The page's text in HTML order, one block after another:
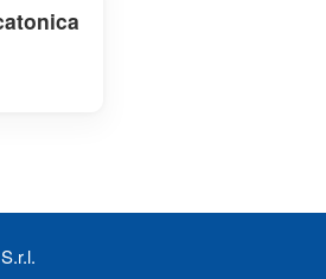
S.r.l.